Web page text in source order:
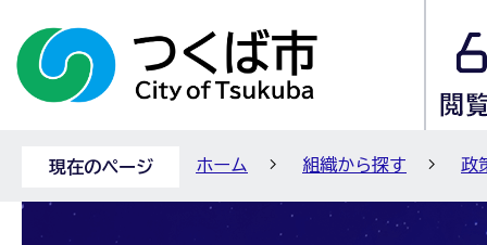
現在のページ ホーム 組織から探す 政